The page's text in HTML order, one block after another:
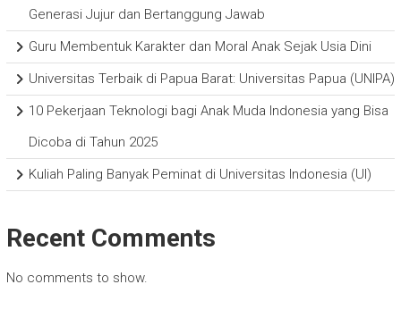
Generasi Jujur dan Bertanggung Jawab
Guru Membentuk Karakter dan Moral Anak Sejak Usia Dini
Universitas Terbaik di Papua Barat: Universitas Papua (UNIPA)
10 Pekerjaan Teknologi bagi Anak Muda Indonesia yang Bisa
Dicoba di Tahun 2025
Kuliah Paling Banyak Peminat di Universitas Indonesia (UI)
Recent Comments
No comments to show.